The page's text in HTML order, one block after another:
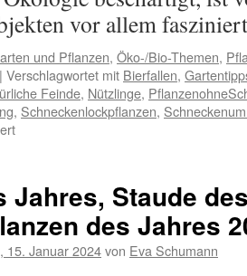
vor allem
und Pflanzen, Öko-/Bio-Themen,
| Verschlagwortet mit Bierfallen,
Feinde, Nützlinge,
, Schneckenlockpflanzen,
Jahres, Staude
des Jahres
15. Januar 2024von Eva Schumann